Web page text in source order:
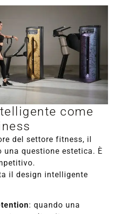
come
del settore fitness, il
una questione estetica. È
il design intelligente
: quando una